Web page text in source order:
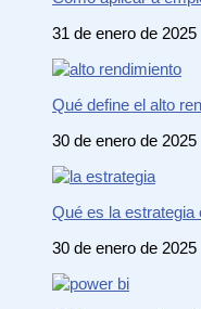
31 de enero de 2025
Qué define el alto
30 de enero de 2025
Qué es la estrategia
30 de enero de 2025